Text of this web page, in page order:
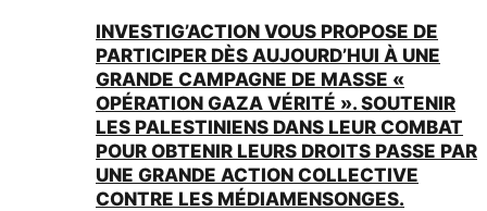
INVESTIG’ACTION VOUS PROPOSE DE
PARTICIPER DÈS AUJOURD’HUI À UNE
GRANDE CAMPAGNE DE MASSE «
OPÉRATION GAZA VÉRITÉ ». SOUTENIR
LES PALESTINIENS DANS LEUR COMBAT
POUR OBTENIR LEURS DROITS PASSE PAR
UNE GRANDE ACTION COLLECTIVE
CONTRE LES MÉDIAMENSONGES.